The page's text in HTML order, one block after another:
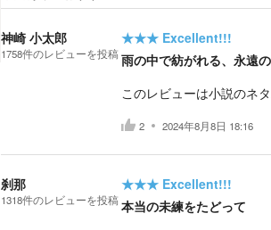
神崎 小太郎
1758件のレビューを投稿
★★★ Excellent!!!
雨の中で紡がれる、永遠
このレビューは小説のネ
2 2024年8月8日 18:16
刹那
1318件のレビューを投稿
★★★ Excellent!!!
本当の未練をたどって